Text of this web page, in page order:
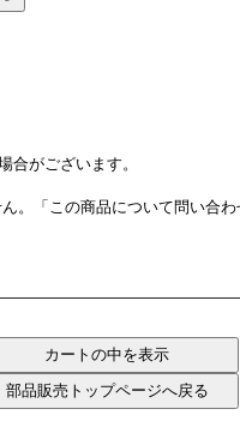
合がございます。
。「この商品について問い合